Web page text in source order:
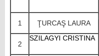
1 ŢURCAŞ LAURA
2
SZILAGYI CRISTINA